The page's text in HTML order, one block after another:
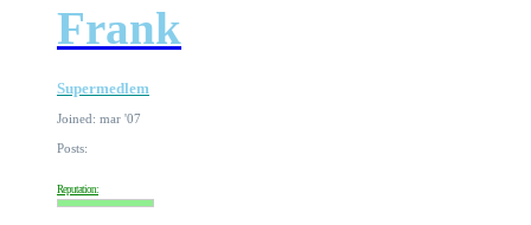
Frank
Supermedlem
Joined: mar '07
Posts:
Reputation: